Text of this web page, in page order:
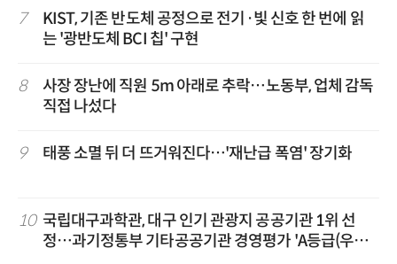
7
KIST, 기존 반도체 공정으로 전기·빛 신호 한 번에 읽
는 '광반도체 BCI 칩' 구현
8
사장 장난에 직원 5m 아래로 추락…노동부, 업체 감독
직접 나섰다
9 태풍 소멸 뒤 더 뜨거워진다…'재난급 폭염' 장기화
10 국립대구과학관, 대구 인기 관광지 공공기관 1위 선
정…과기정통부 기타공공기관 경영평가 'A등급(우수)'